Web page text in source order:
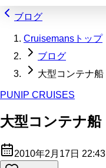
ブログ
Cruisemansトップ
ブログ
大型コンテナ船
PUNIP CRUISES
大型コンテナ船
2010年2月17日 22:43